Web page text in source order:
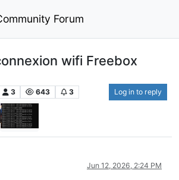
Forum
wifi Freebox
3 643 3 Log in to reply
Jun 12, 2026, 2:24 PM